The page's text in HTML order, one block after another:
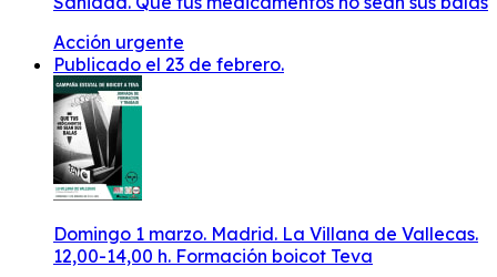
Acción urgente
Publicado el 23 de febrero.
Domingo 1 marzo. Madrid. La Villana de Vallecas.
12,00-14,00 h. Formación boicot Teva